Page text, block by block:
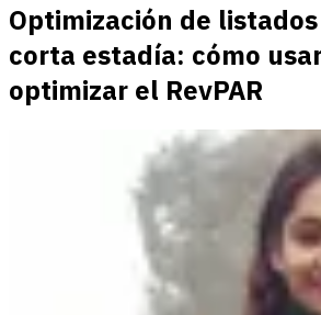
Optimización de
corta estadía: cómo
optimizar el RevPAR